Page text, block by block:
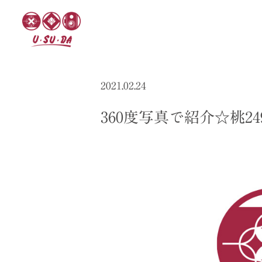
2021.02.24
360度写真で紹介☆桃